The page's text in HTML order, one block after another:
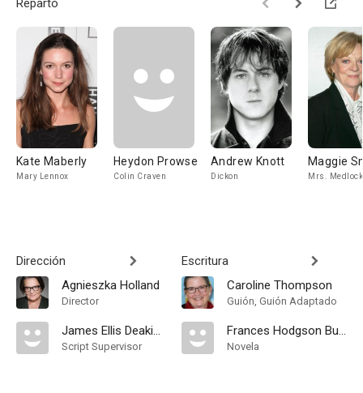
Reparto
Kate Maberly
Mary Lennox
Heydon Prowse
Colin Craven
Andrew Knott
Dickon
Maggie
Mrs. Medlock
Dirección
Agnieszka Holland
Director
James Ellis Deakins
Script Supervisor
Escritura
Caroline Thompson
Guión, Guión Adaptado
Frances Hodgson Burnett
Novela